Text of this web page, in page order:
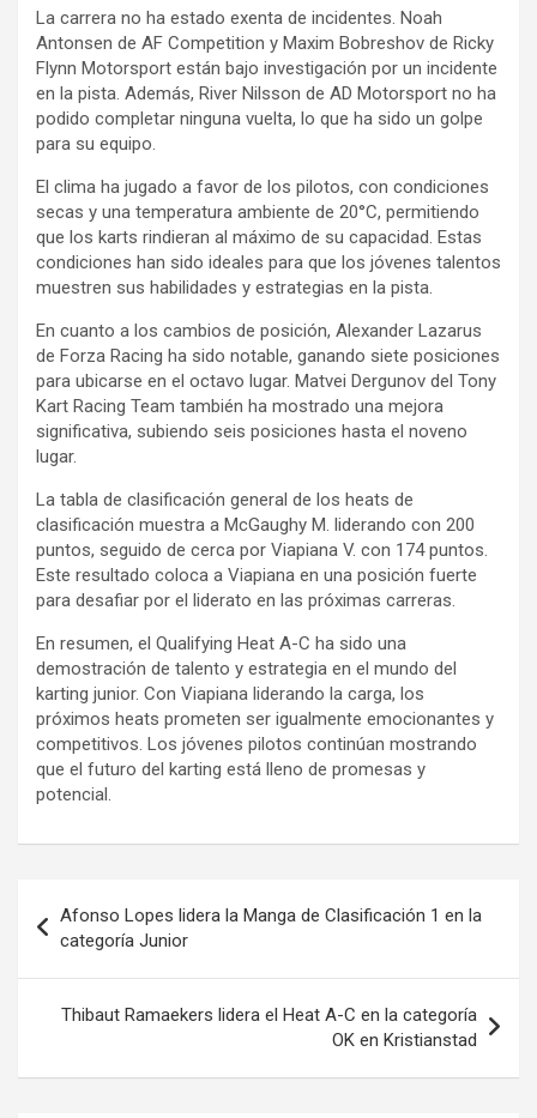
La carrera no ha estado exenta de incidentes. Noah
Antonsen de AF Competition y Maxim Bobreshov de Ricky
Flynn Motorsport están bajo investigación por un incidente
en la pista. Además, River Nilsson de AD Motorsport no ha
podido completar ninguna vuelta, lo que ha sido un golpe
para su equipo.
El clima ha jugado a favor de los pilotos, con condiciones
secas y una temperatura ambiente de 20°C, permitiendo
que los karts rindieran al máximo de su capacidad. Estas
condiciones han sido ideales para que los jóvenes talentos
muestren sus habilidades y estrategias en la pista.
En cuanto a los cambios de posición, Alexander Lazarus
de Forza Racing ha sido notable, ganando siete posiciones
para ubicarse en el octavo lugar. Matvei Dergunov del Tony
Kart Racing Team también ha mostrado una mejora
significativa, subiendo seis posiciones hasta el noveno
lugar.
La tabla de clasificación general de los heats de
clasificación muestra a McGaughy M. liderando con 200
puntos, seguido de cerca por Viapiana V. con 174 puntos.
Este resultado coloca a Viapiana en una posición fuerte
para desafiar por el liderato en las próximas carreras.
En resumen, el Qualifying Heat A-C ha sido una
demostración de talento y estrategia en el mundo del
karting junior. Con Viapiana liderando la carga, los
próximos heats prometen ser igualmente emocionantes y
competitivos. Los jóvenes pilotos continúan mostrando
que el futuro del karting está lleno de promesas y
potencial.
de
entradas
Afonso Lopes lidera la Manga de Clasificación 1 en la
categoría Junior
Thibaut Ramaekers lidera el Heat A-C en la categoría
OK en Kristianstad